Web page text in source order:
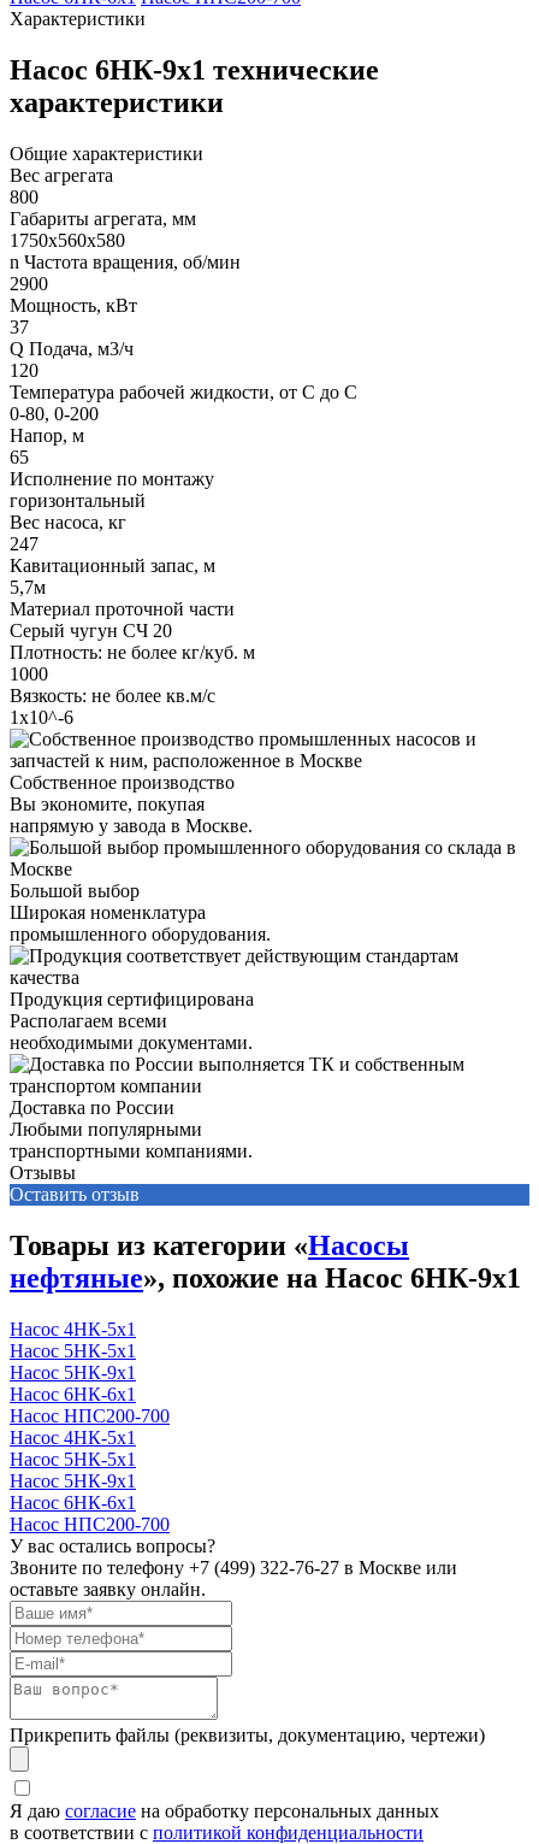
Характеристики
Насос 6НК-9х1 технические
характеристики
Общие характеристики
Вес агрегата
800
Габариты агрегата, мм
1750х560х580
n Частота вращения, об/мин
2900
Мощность, кВт
37
Q Подача, м3/ч
120
Температура рабочей жидкости, от С до С
0-80, 0-200
Напор, м
65
Исполнение по монтажу
горизонтальный
Вес насоса, кг
247
Кавитационный запас, м
5,7м
Материал проточной части
Серый чугун СЧ 20
Плотность: не более кг/куб. м
1000
Вязкость: не более кв.м/с
1х10^-6
Собственное производство
Вы экономите, покупая
напрямую у завода в Москве.
Большой выбор
Широкая номенклатура
промышленного оборудования.
Продукция сертифицирована
Располагаем всеми
необходимыми документами.
Доставка по России
Любыми популярными
транспортными компаниями.
Отзывы
Оставить отзыв
Товары из категории «Насосы
нефтяные», похожие на Насос 6НК-9х1
Насос 4НК-5х1
Насос 5НК-5х1
Насос 5НК-9х1
Насос 6НК-6х1
Насос НПС200-700
Насос 4НК-5х1
Насос 5НК-5х1
Насос 5НК-9х1
Насос 6НК-6х1
Насос НПС200-700
У вас остались вопросы?
Звоните по телефону +7 (499) 322-76-27 в Москве или
оставьте заявку онлайн.
Прикрепить файлы (реквизиты, документацию, чертежи)
Я даю согласие на обработку персональных данных
в соответствии с политикой конфиденциальности